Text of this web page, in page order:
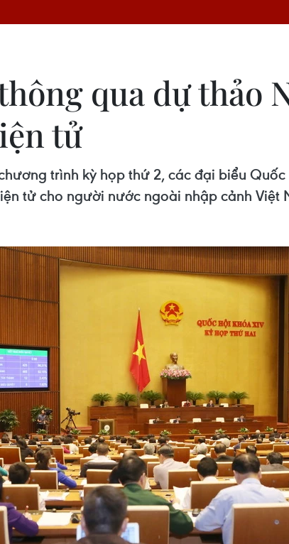
qua dự thảo
tử
trình kỳ họp thứ 2, các đại biểu
tử cho người nước ngoài nhập cảnh Việt